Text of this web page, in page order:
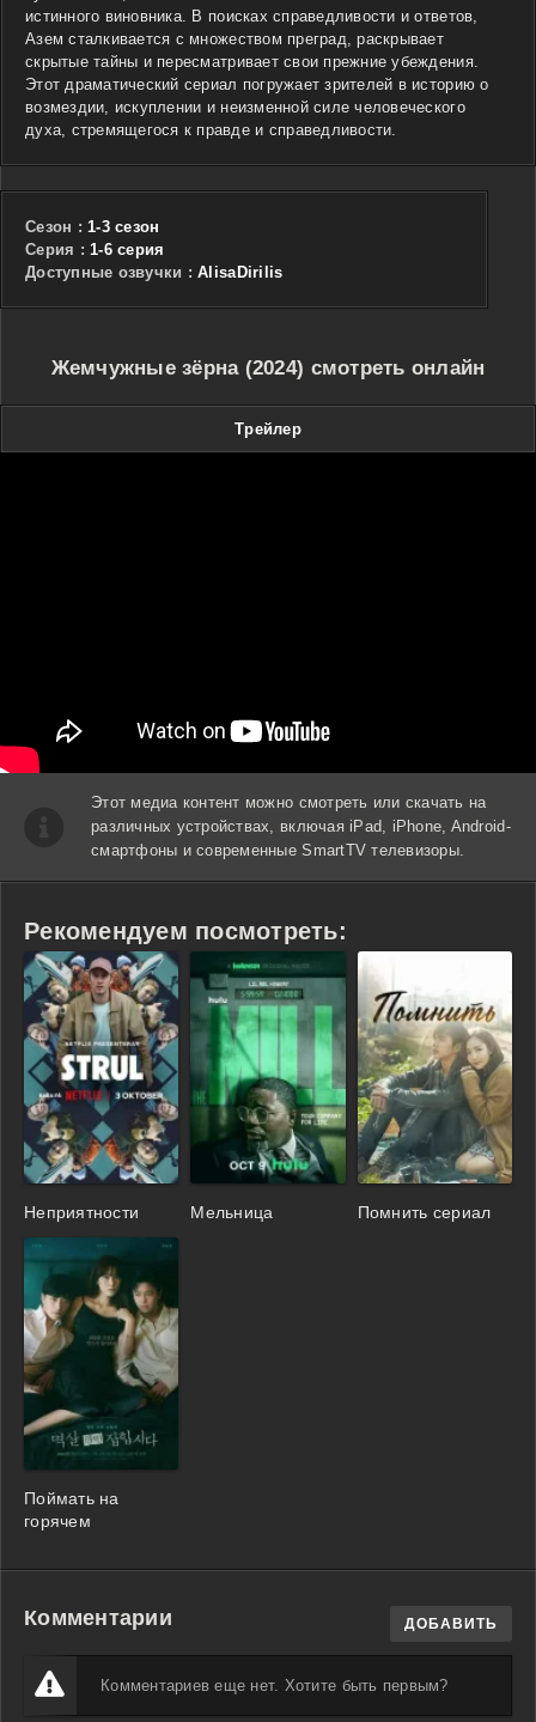
истинного виновника. В поисках справедливости и ответов,
Азем сталкивается с множеством преград, раскрывает
скрытые тайны и пересматривает свои прежние убеждения.
Этот драматический сериал погружает зрителей в историю о
возмездии, искуплении и неизменной силе человеческого
духа, стремящегося к правде и справедливости.
Сезон : 1-3 сезон
Cерия : 1-6 серия
Доступные озвучки : AlisaDirilis
Жемчужные зёрна (2024) смотреть онлайн
Трейлер
Этот медиа контент можно смотреть или скачать на
различных устройствах, включая iPad, iPhone, Android-
смартфоны и современные SmartTV телевизоры.
Рекомендуем посмотреть:
Неприятности Мельница Помнить сериал
Поймать на
горячем
Комментарии ДОБАВИТЬ
Комментариев еще нет. Хотите быть первым?